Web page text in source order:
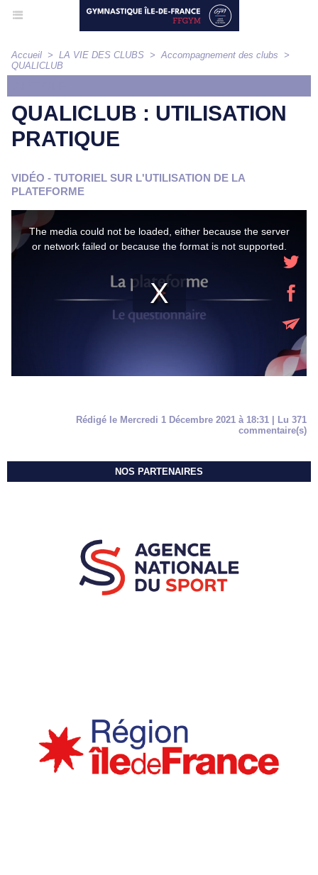
Accueil > LA VIE DES CLUBS > Accompagnement des clubs
>
QUALICLUB
QUALICLUB : UTILISATION
PRATIQUE
VIDÉO - TUTORIEL SUR L'UTILISATION DE LA
PLATEFORME
Rédigé le Mercredi 1 Décembre 2021 à 18:31 | Lu 371
commentaire(s)
NOS PARTENAIRES